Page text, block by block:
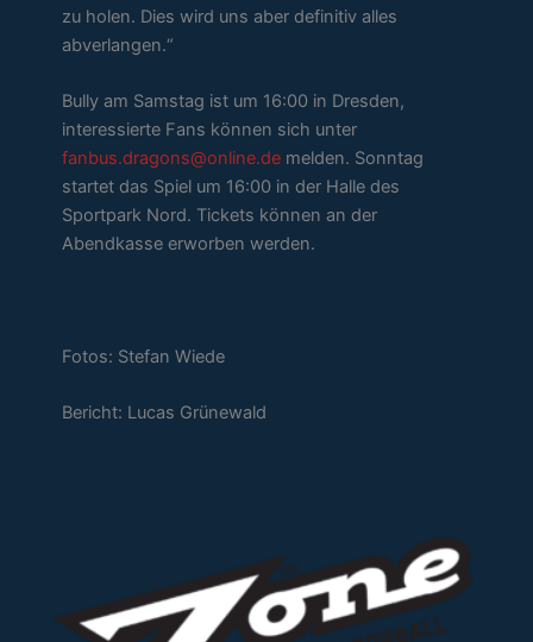
zu holen. Dies wird uns aber definitiv alles
abverlangen.“
Bully am Samstag ist um 16:00 in Dresden,
interessierte Fans können sich unter
fanbus.dragons@online.de melden. Sonntag
startet das Spiel um 16:00 in der Halle des
Sportpark Nord. Tickets können an der
Abendkasse erworben werden.
Fotos: Stefan Wiede
Bericht: Lucas Grünewald